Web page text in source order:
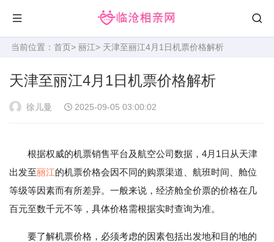
当前位置： 首页> 丽江> 天津至丽江4月1日机票价格解析
天津至丽江4月1日机票价格解析
徐儿曼 2025-09-05 03:00:02
根据权威的机票销售平台及航空公司数据，4月1日从天津
出发至丽江的机票价格会因不同的购票渠道、航班时间、舱位
等级等因素而有所差异。一般来说，经济舱全价票的价格在几
百元至数千元不等，具体价格需根据实时查询为准。
要了解机票价格，必须考虑的因素包括出发地和目的地的